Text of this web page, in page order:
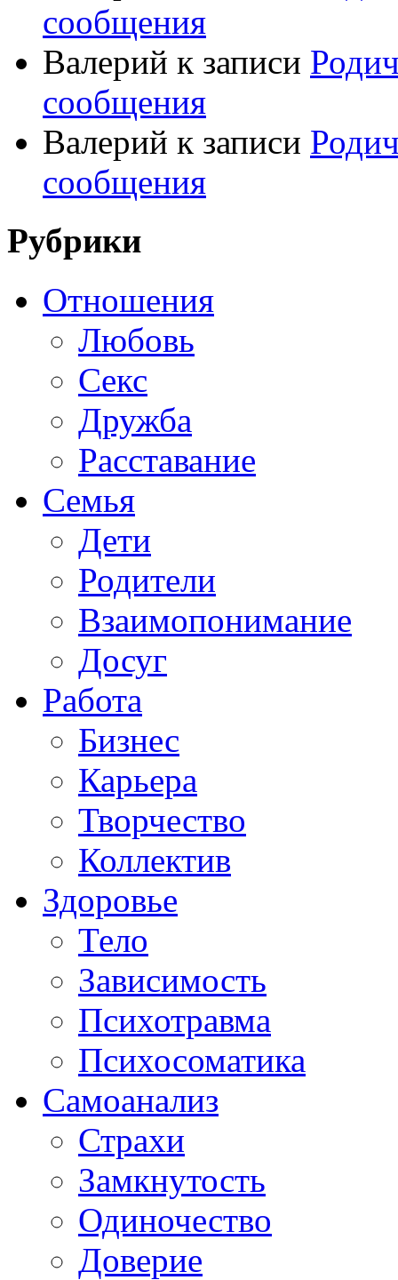
сообщения
Валерий к записи
сообщения
Валерий к записи
сообщения
Рубрики
Отношения
Любовь
Секс
Дружба
Расставание
Семья
Дети
Родители
Взаимопонимание
Досуг
Работа
Бизнес
Карьера
Творчество
Коллектив
Здоровье
Тело
Зависимость
Психотравма
Психосоматика
Самоанализ
Страхи
Замкнутость
Одиночество
Доверие